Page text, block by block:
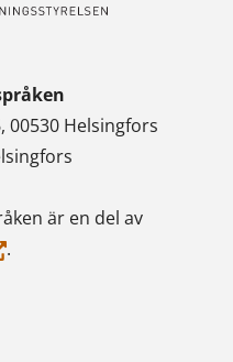
00530 Helsingfors
är en del av
.